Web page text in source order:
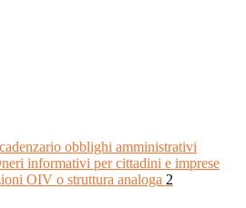
obblighi amministrativi
informativi per cittadini e imprese
OIV o struttura analoga 2